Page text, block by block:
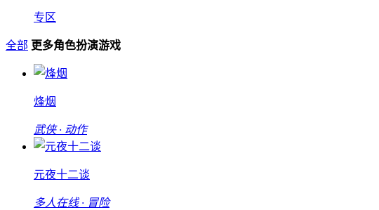
专区
全部 更多角色扮演游戏
烽烟
武侠 · 动作
元夜十二谈
多人在线 · 冒险